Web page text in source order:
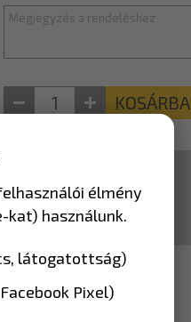
KOSÁRBA
élmény
kat) használunk.
látogatottság)
Pixel)